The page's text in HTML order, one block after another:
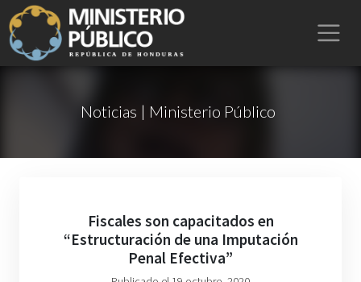
Noticias | Ministerio Público
Fiscales son capacitados en
“Estructuración de una Imputación
Penal Efectiva”